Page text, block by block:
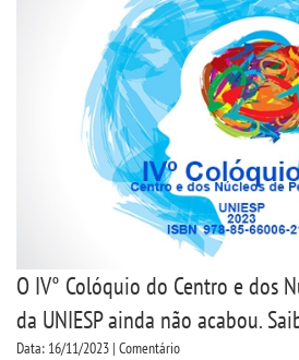
INSCREVA-SE
TRANSFERÊNCIA
SEGUNDA GRADUAÇÃO
MATRÍCULA
EDITAL - ADENDO 1
O IV° Colóquio do Centro e dos
da UNIESP ainda não acabou.
Data: 16/11/2023 | Comentário